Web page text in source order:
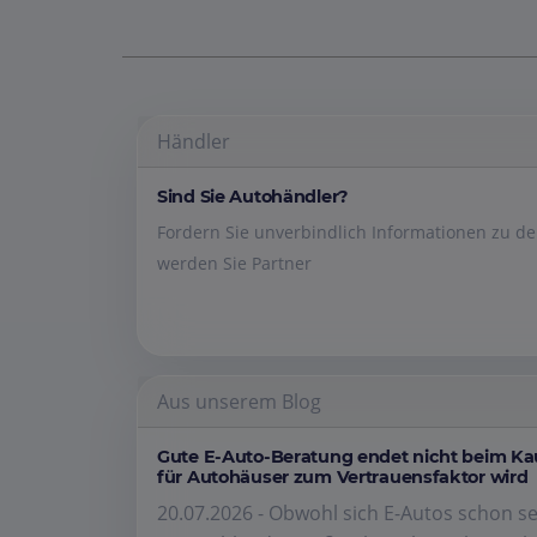
Händler
Sind Sie Autohändler?
Fordern Sie unverbindlich Informationen zu
werden Sie Partner
Aus unserem Blog
Gute E-Auto-Beratung endet nicht beim
für Autohäuser zum Vertrauensfaktor wird
20.07.2026 - Obwohl sich E-Autos schon